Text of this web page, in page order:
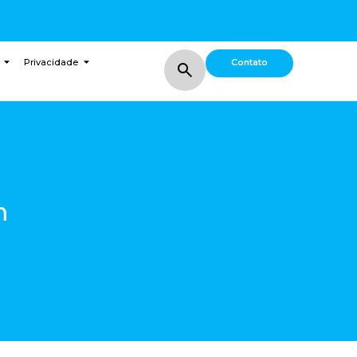
Privacidade Contato